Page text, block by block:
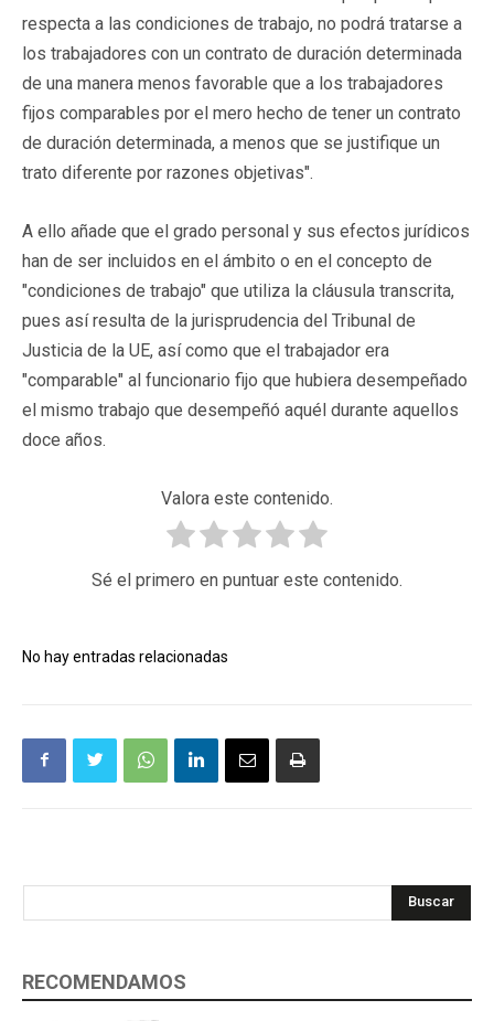
respecta a las condiciones de trabajo, no podrá tratarse a
los trabajadores con un contrato de duración determinada
de una manera menos favorable que a los trabajadores
fijos comparables por el mero hecho de tener un contrato
de duración determinada, a menos que se justifique un
trato diferente por razones objetivas".
A ello añade que el grado personal y sus efectos jurídicos
han de ser incluidos en el ámbito o en el concepto de
"condiciones de trabajo" que utiliza la cláusula transcrita,
pues así resulta de la jurisprudencia del Tribunal de
Justicia de la UE, así como que el trabajador era
"comparable" al funcionario fijo que hubiera desempeñado
el mismo trabajo que desempeñó aquél durante aquellos
doce años.
Valora este contenido.
Sé el primero en puntuar este contenido.
No hay entradas relacionadas
Buscar
RECOMENDAMOS